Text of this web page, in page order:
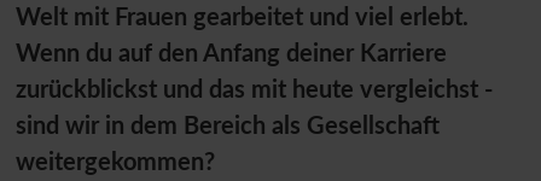
Welt mit Frauen gearbeitet und viel erlebt.
Wenn du auf den Anfang deiner Karriere
zurückblickst und das mit heute vergleichst -
sind wir in dem Bereich als Gesellschaft
weitergekommen?